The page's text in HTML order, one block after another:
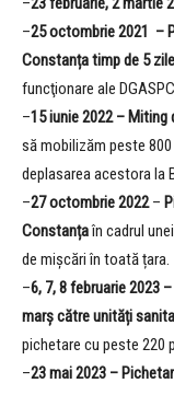
–25 octombrie 2021 –
Constanța timp de 5
funcţionare ale
–15 iunie 2022 – Miting
să mobilizăm peste
deplasarea acestora la
–27 octombrie 2022–
Constanțaîn cadrul
de mișcări în toată țara.
–6, 7, 8 februarie 2023
marș către unități
pichetare cu peste 220
–23 mai 2023 –